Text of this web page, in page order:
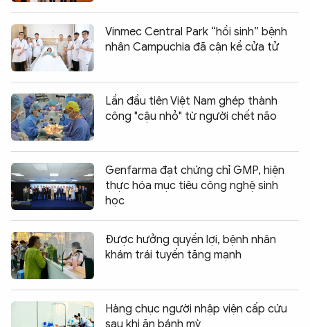
Vinmec Central Park “hồi sinh” bệnh
nhân Campuchia đã cận kề cửa tử
Lần đầu tiên Việt Nam ghép thành
công "cậu nhỏ" từ người chết não
Genfarma đạt chứng chỉ GMP, hiện
thực hóa mục tiêu công nghệ sinh
học
Được hưởng quyền lợi, bệnh nhân
khám trái tuyến tăng mạnh
Hàng chục người nhập viện cấp cứu
sau khi ăn bánh mỳ